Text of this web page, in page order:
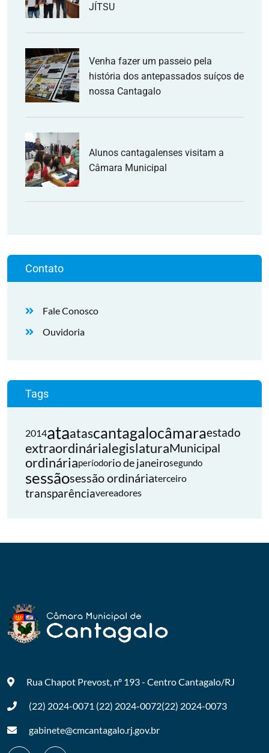
JÍTSU
Venha fazer um passeio pela
história dos antepassados suíços de
nossa Cantagalo
Alunos cantagalenses visitam a
Câmara Municipal
Contato
Fale Conosco
Ouvidoria
Tags
2014ataatascantagalocâmaraestado
extraordinárialegislaturaMunicipal
ordináriaperíodorio de janeirosegundo
sessãosessão ordináriaterceiro
transparênciavereadores
Rua Chapot Prevost, nº 193 - CentroCantagalo/RJ
(22) 2024-0071 (22) 2024-0072(22) 2024-0073
gabinete@cmcantagalo.rj.gov.br